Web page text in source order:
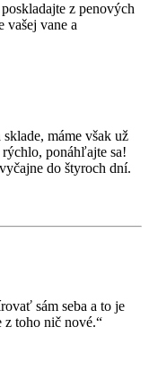
z penových
vašej vane a
máme však už
ponáhľajte sa!
do štyroch dní.
sám seba a to je
toho nič nové.